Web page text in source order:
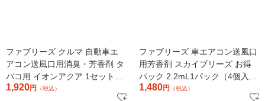
ファブリーズ クルマ 自動車エ
アコン送風口用消臭・芳香剤 タ
バコ用 イオンアクア 1セット
（1パック（2個入）×2） P＆G
1,920円 （税込）
ファブリーズ 車エアコン送風口
用芳香剤 スカイブリーズ お得
パック 2.2mL1パック（4個入）
消臭剤 芳香剤 P＆G
1,480円 （税込）